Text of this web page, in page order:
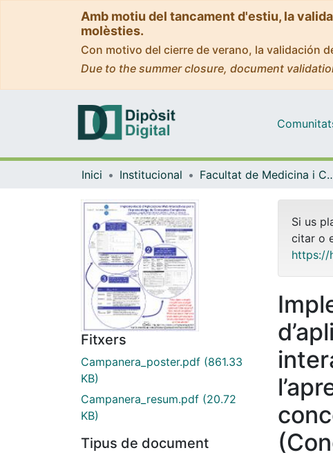
Amb motiu del tancament d'estiu, la
molèsties.
Con motivo del cierre de verano, la validación
Due to the summer closure, document
Inici Institucional Facultat de
Fitxers
Campanera_poster.pdf (861.33
KB)
Campanera_resum.pdf (20.72
KB)
Tipus de document
Si us
citar o
https://